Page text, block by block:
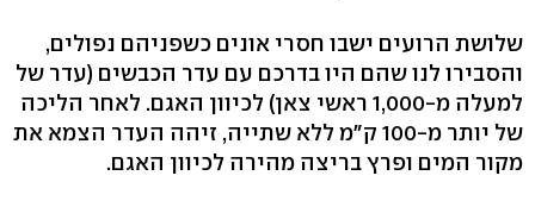
שלושת הרועים ישבו חסרי אונים כשפניהם נפולים,
והסבירו לנו שהם היו בדרכם עם עדר הכבשים (עדר של
למעלה מ-1,000 ראשי צאן) לכיוון האגם. לאחר הליכה
של יותר מ-100 ק"מ ללא שתייה, זיהה העדר הצמא את
מקור המים ופרץ בריצה מהירה לכיוון האגם.